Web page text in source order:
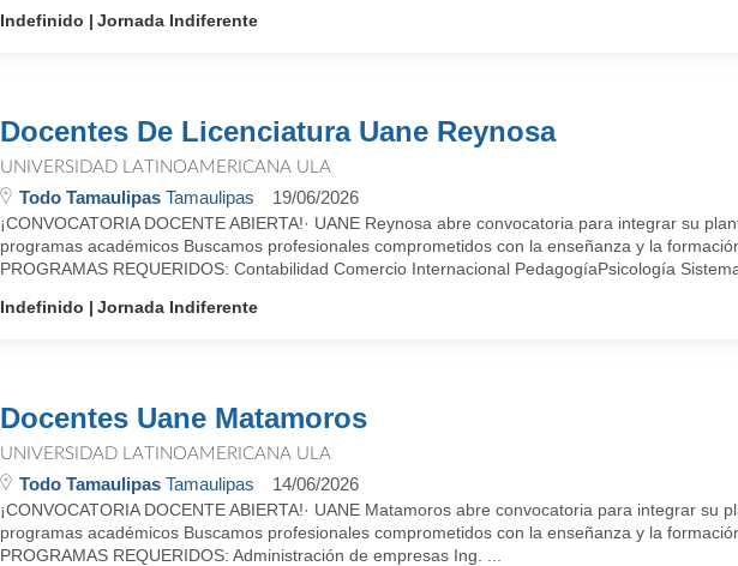
Indefinido
Jornada Indiferente
Docentes De Licenciatura Uane Reynosa
UNIVERSIDAD LATINOAMERICANA ULA
Todo TamaulipasTamaulipas 19/06/2026
¡CONVOCATORIA DOCENTE ABIERTA!· UANE Reynosa abre convocatoria para integrar su
programas académicos Buscamos profesionales comprometidos con la enseñanza y la
PROGRAMAS REQUERIDOS: Contabilidad Comercio Internacional PedagogíaPsicología
Indefinido
Jornada Indiferente
Docentes Uane Matamoros
UNIVERSIDAD LATINOAMERICANA ULA
Todo TamaulipasTamaulipas 14/06/2026
¡CONVOCATORIA DOCENTE ABIERTA!· UANE Matamoros abre convocatoria para integrar su
programas académicos Buscamos profesionales comprometidos con la enseñanza y la
PROGRAMAS REQUERIDOS: Administración de empresas Ing. ...